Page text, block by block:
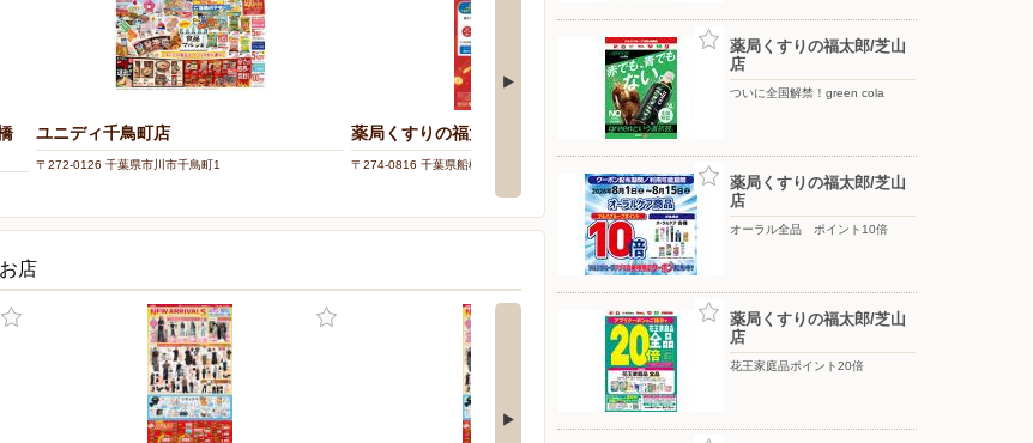
ユニディ千鳥町店
〒272-0126 千葉県市川市千鳥町1
薬局くすりの福太郎/芝山店
〒274-0816 千葉県船橋市芝山2-1-1
ビッグ・エー船橋習志野台
〒274-0063 千葉県船橋市習志野台4-46-14
店
薬局くすりの福太郎/芝山
店
ついに全国解禁！green cola
薬局くすりの福太郎/芝山
店
オーラル全品 ポイント10倍
薬局くすりの福太郎/芝山
店
花王家庭品ポイント20倍